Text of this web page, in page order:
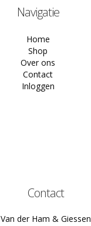
Navigatie
Home
Shop
Over ons
Contact
Inloggen
Contact
Van der Ham & Giessen